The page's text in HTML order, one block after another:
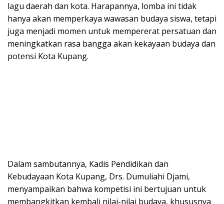
lagu daerah dan kota. Harapannya, lomba ini tidak
hanya akan memperkaya wawasan budaya siswa, tetapi
juga menjadi momen untuk mempererat persatuan dan
meningkatkan rasa bangga akan kekayaan budaya dan
potensi Kota Kupang.
Dalam sambutannya, Kadis Pendidikan dan
Kebudayaan Kota Kupang, Drs. Dumuliahi Djami,
menyampaikan bahwa kompetisi ini bertujuan untuk
membangkitkan kembali nilai-nilai budaya, khususnya